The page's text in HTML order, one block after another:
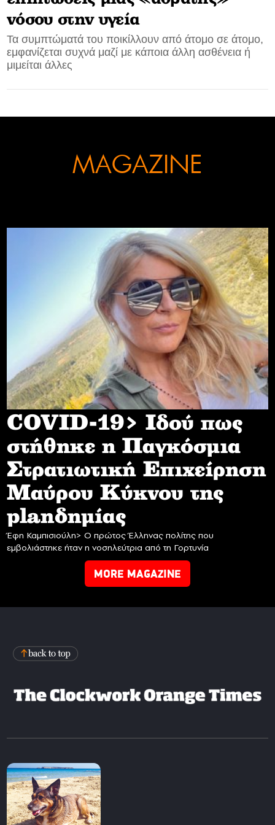
CONTACT
ADVERTISE
νόσου στην υγεία
Τα συμπτώματά του ποικίλλουν από άτομο σε άτομο,
εμφανίζεται συχνά μαζί με κάποια άλλη ασθένεια ή
μιμείται άλλες
MAGAZINE
COVID-19> Iδού πως
στήθηκε η Παγκόσμια
Στρατιωτική Επιχείρηση
Mαύρου Κύκνου της
planδημίας
Έφη Καμπισιούλη> Ο πρώτος Έλληνας πολίτης που
εμβολιάστηκε ήταν η νοσηλεύτρια από τη Γορτυνία
MORE MAGAZINE